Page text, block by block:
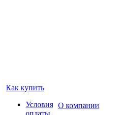
Как купить
Условия
оплаты
О компании